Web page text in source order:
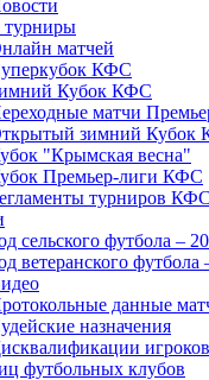
турниры
матчей
КФС
Кубок КФС
матчи
зимний Кубок
"Крымская весна"
Премьер-лиги КФС
турниров КФС
сельского футбола –
ветеранского футбола
данные
назначения
футбольных клубов